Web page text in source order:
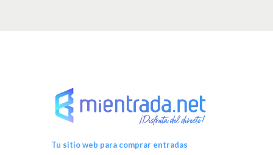
Tu sitio web para comprar entradas